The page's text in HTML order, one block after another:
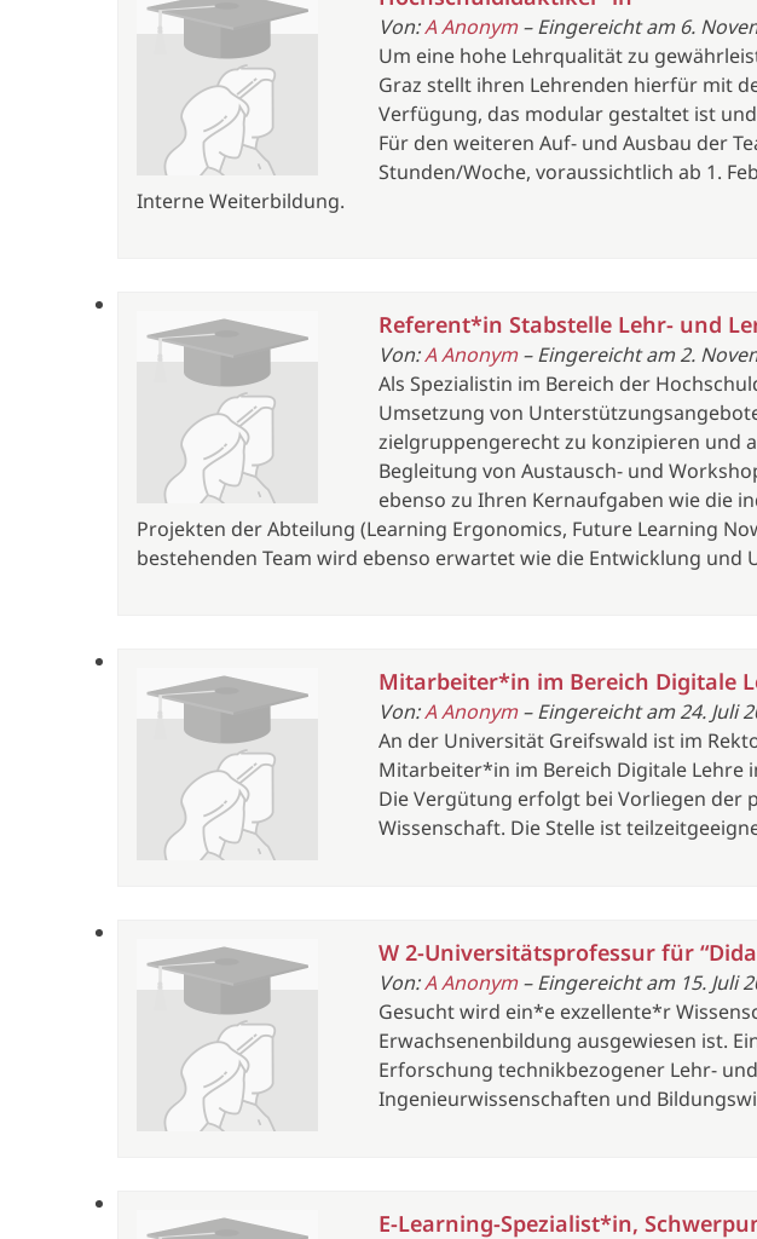
Von:A Anonym– Eingereicht am 6.
Um eine hohe Lehrqualität zu
Graz stellt ihren Lehrenden hierfür mit
Verfügung, das modular gestaltet ist
Für den weiteren Auf- und Ausbau der
Stunden/Woche, voraussichtlich ab 1.
Interne Weiterbildung.
Referent*in Stabstelle Lehr- und
Von:A Anonym– Eingereicht am 2.
Als Spezialistin im Bereich der
Umsetzung von
zielgruppengerecht zu konzipieren und
Begleitung von Austausch- und
ebenso zu Ihren Kernaufgaben wie die
Projekten der Abteilung (Learning Ergonomics, Future Learning
bestehenden Team wird ebenso erwartet wie die Entwicklung
Mitarbeiter*in im Bereich Digitale
Von:A Anonym– Eingereicht am 24. Juli
An der Universität Greifswald ist im
Mitarbeiter*in im Bereich Digitale Lehre
Die Vergütung erfolgt bei Vorliegen der
Wissenschaft. Die Stelle ist
W 2-Universitätsprofessur für
Von:A Anonym– Eingereicht am 15. Juli
Gesucht wird ein*e exzellente*r
Erwachsenenbildung ausgewiesen ist.
Erforschung technikbezogener Lehr-
Ingenieurwissenschaften und
E-Learning-Spezialist*in,